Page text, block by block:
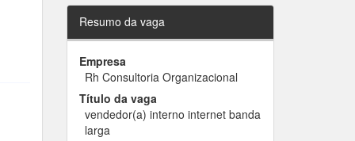
Resumo da vaga
Empresa
Rh Consultoria Organizacional
Título da vaga
vendedor(a) interno internet banda
larga